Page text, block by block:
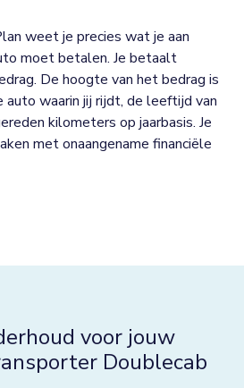
weet je precies wat je aan
moet betalen. Je betaalt
De hoogte van het bedrag is
auto waarin jij rijdt, de leeftijd van
kilometers op jaarbasis. Je
met onaangename financiële
voor jouw
Doublecab